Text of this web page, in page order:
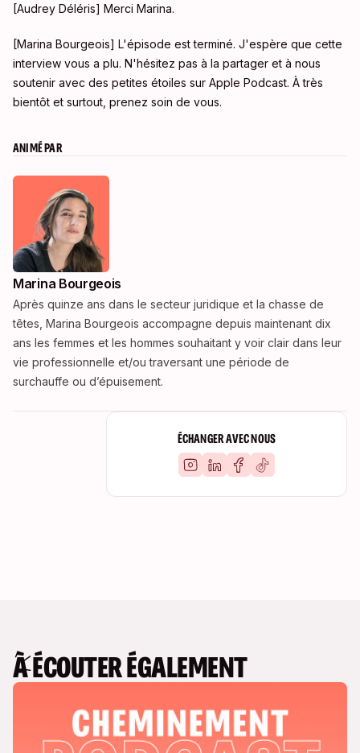
ÉCHANGER AVEC NOUS
[Audrey Déléris] Merci Marina.
[Marina Bourgeois] L'épisode est terminé. J'espère que cette
interview vous a plu. N'hésitez pas à la partager et à nous
soutenir avec des petites étoiles sur Apple Podcast. À très
bientôt et surtout, prenez soin de vous.
ANIMÉ PAR
Marina Bourgeois
Après quinze ans dans le secteur juridique et la chasse de
têtes, Marina Bourgeois accompagne depuis maintenant dix
ans les femmes et les hommes souhaitant y voir clair dans leur
vie professionnelle et/ou traversant une période de
surchauffe ou d’épuisement.
À ÉCOUTER ÉGALEMENT